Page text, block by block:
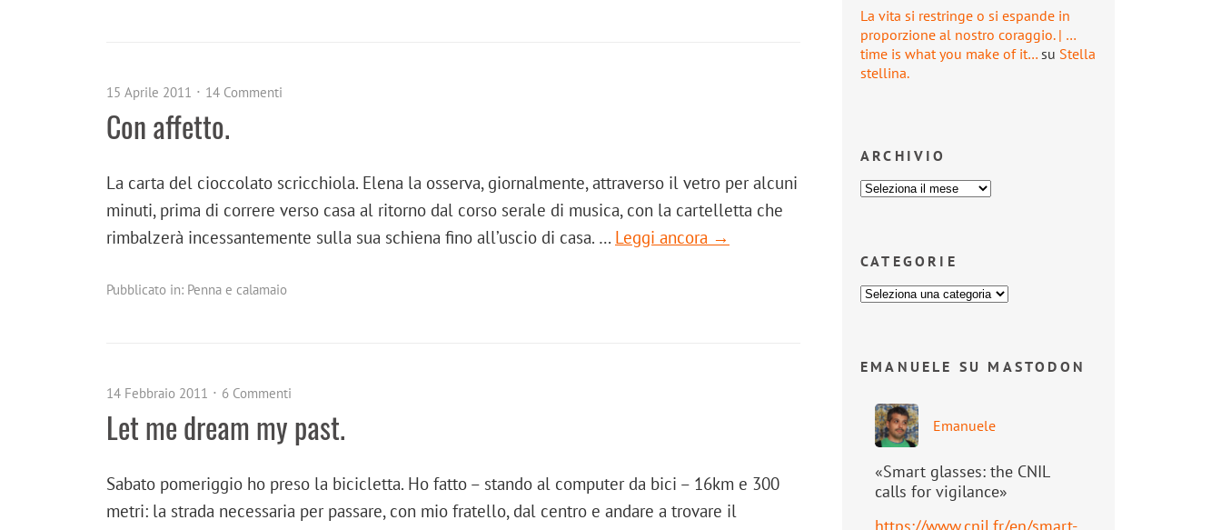
15 Aprile 2011 14 Commenti
Con affetto.
La carta del cioccolato scricchiola. Elena la osserva, giornalmente, attraverso il vetro per alcuni
minuti, prima di correre verso casa al ritorno dal corso serale di musica, con la cartelletta che
rimbalzerà incessantemente sulla sua schiena fino all’uscio di casa. … Leggi ancora →
Pubblicato in: Penna e calamaio
14 Febbraio 2011 6 Commenti
Let me dream my past.
Sabato pomeriggio ho preso la bicicletta. Ho fatto – stando al computer da bici – 16km e 300
metri: la strada necessaria per passare, con mio fratello, dal centro e andare a trovare il
La vita si restringe o si espande in
proporzione al nostro coraggio. | …
time is what you make of it… su Stella
stellina.
ARCHIVIO
CATEGORIE
EMANUELE SU MASTODON
Emanuele
«Smart glasses: the CNIL
calls for vigilance»